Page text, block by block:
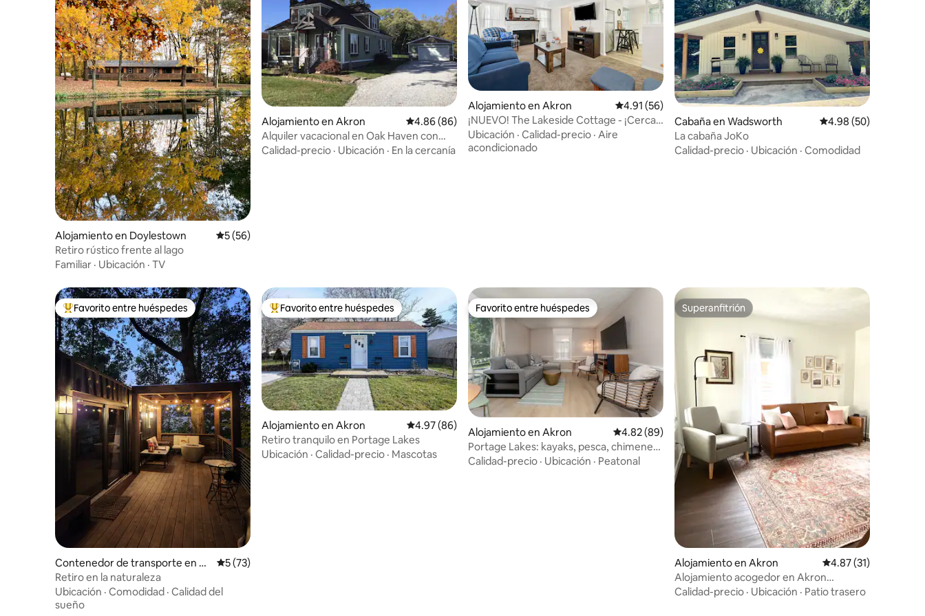
Alojamiento en Doylestown Calificación promedio: 5 de 5, 56 reseñas
5 (56)
Retiro rústico frente al lago
Familiar · Ubicación · TV
Alojamiento en Akron Calificación promedio: 4.86 de 5, 86 reseñas
4.86 (86)
Alquiler vacacional en Oak Haven con
jacuzzi
Calidad-precio · Ubicación · En la cercanía
Alojamiento en Akron Calificación promedio: 4.91 de 5, 56 reseñas
4.91 (56)
¡NUEVO! The Lakeside Cottage - ¡Cerca
de todo!
Ubicación · Calidad-precio · Aire
acondicionado
Cabaña en Wadsworth Calificación
4.98 (50)
La cabaña JoKo
Calidad-precio · Ubicación · Comodidad
Favorito entre huéspedes preferido
Favorito entre huéspedes
Contenedor de transporte en D
alton
Calificación promedio: 5 de 5, 73 reseñas
5 (73)
Retiro en la naturaleza
Ubicación · Comodidad · Calidad del
sueño
Favorito entre huéspedes preferido
Favorito entre huéspedes
Alojamiento en Akron Calificación promedio: 4.97 de 5, 86 reseñas
4.97 (86)
Retiro tranquilo en Portage Lakes
Ubicación · Calidad-precio · Mascotas
Favorito entre huéspedes
Favorito entre huéspedes
Alojamiento en Akron Calificación promedio: 4.82 de 5, 89 reseñas
4.82 (89)
Portage Lakes: kayaks, pesca, chimenea
y parrilla
Calidad-precio · Ubicación · Peatonal
Superanfitrión
Superanfitrión
Alojamiento en Akron Calificación
4.87 (31)
Alojamiento acogedor en Akron
(Kenmore)
Calidad-precio · Ubicación · Patio trasero